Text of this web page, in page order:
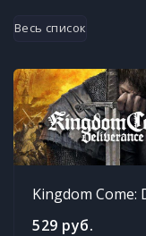
Весь список
529 руб.